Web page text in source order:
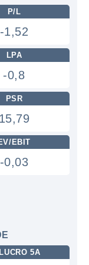
P/L
-1,52
LPA
-0,8
PSR
15,79
EBIT
-0,03
5A